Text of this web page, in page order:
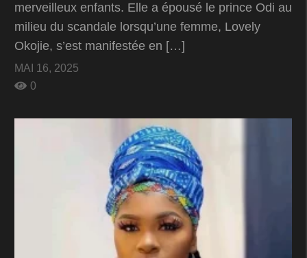
merveilleux enfants. Elle a épousé le prince Odi au
milieu du scandale lorsqu’une femme, Lovely
Okojie, s’est manifestée en […]
MAI 16, 2025
0